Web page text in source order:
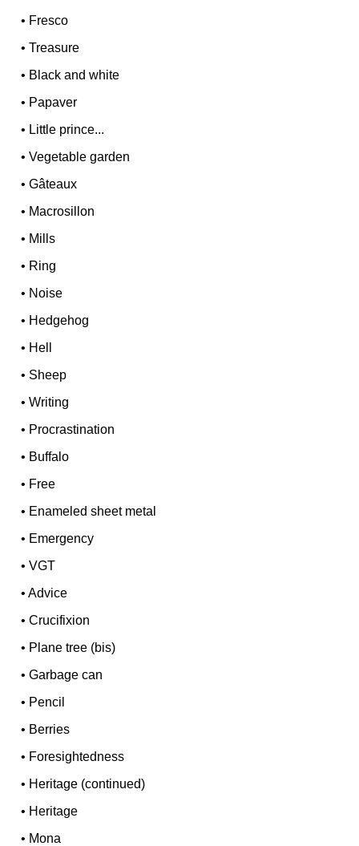
• Fresco
•Treasure
• Black and white
• Papaver
• Little prince...
•Vegetable garden
•Gâteaux
• Macrosillon
• Mills
• Ring
• Noise
• Hedgehog
• Hell
• Sheep
•Writing
• Procrastination
• Buffalo
• Free
• Enameled sheet metal
• Emergency
•VGT
•Advice
•Crucifixion
• Plane tree (bis)
•Garbage can
• Pencil
• Berries
• Foresightedness
• Heritage (continued)
• Heritage
• Mona